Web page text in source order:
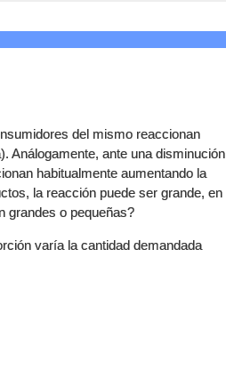
del mismo reaccionan
Análogamente, ante una disminución
habitualmente aumentando la
la reacción puede ser grande, en
grandes o pequeñas?
varía la cantidad demandada